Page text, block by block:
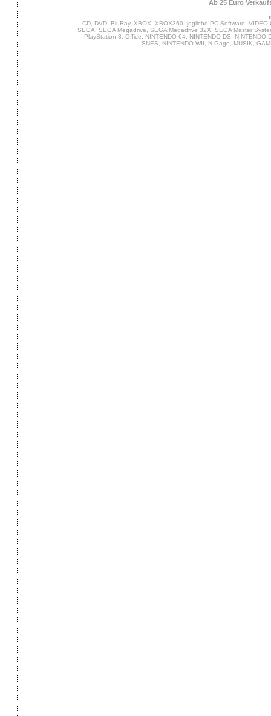
Ab 25 Euro
CD, DVD, BluRay, XBOX, XBOX360, jegliche PC Software,
SEGA, SEGA Megadrive, SEGA Megadrive 32X, SEGA Master
PlayStation 3, Office, NINTENDO 64, NINTENDO DS,
SNES, NINTENDO WII, N-Gage, MUSIK,